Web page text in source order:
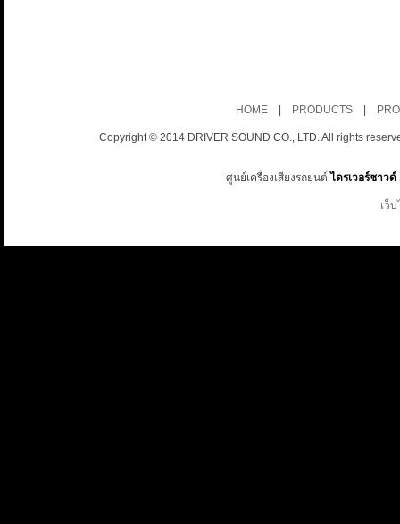
HOME| PRODUCTS|
Copyright © 2014 DRIVER SOUND CO., LTD. All rights
ศูนย์เครื่องเสียงรถยนต์ ไดรเวอร์ซาวด์
เว็